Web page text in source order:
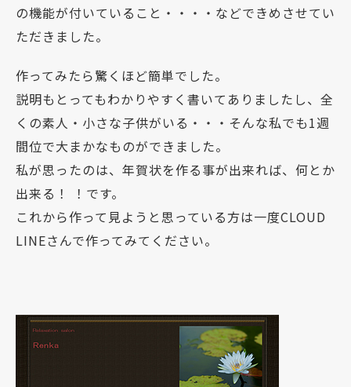
の機能が付いていること・・・・などできめさせてい
ただきました。
作ってみたら驚くほど簡単でした。
説明もとってもわかりやすく書いてありましたし、全
くの素人・小さな子供がいる・・・そんな私でも1週
間位で大まかなものができました。
私が思ったのは、年賀状を作る事が出来れば、何とか
出来る！ ！です。
これから作って見ようと思っている方は一度CLOUD
LINEさんで作ってみてください。